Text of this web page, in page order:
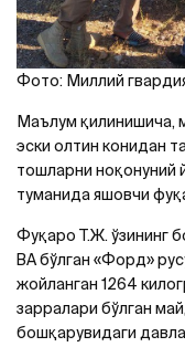
Фото: Миллий
Маълум қилинишича,
эски олтин конидан
тошларни ноқонуний
туманида яшовчи
Фуқаро Т.Ж. ўзининг
BA бўлган «Форд»
жойланган 1264
зарралари бўлган
бошқарувидаги